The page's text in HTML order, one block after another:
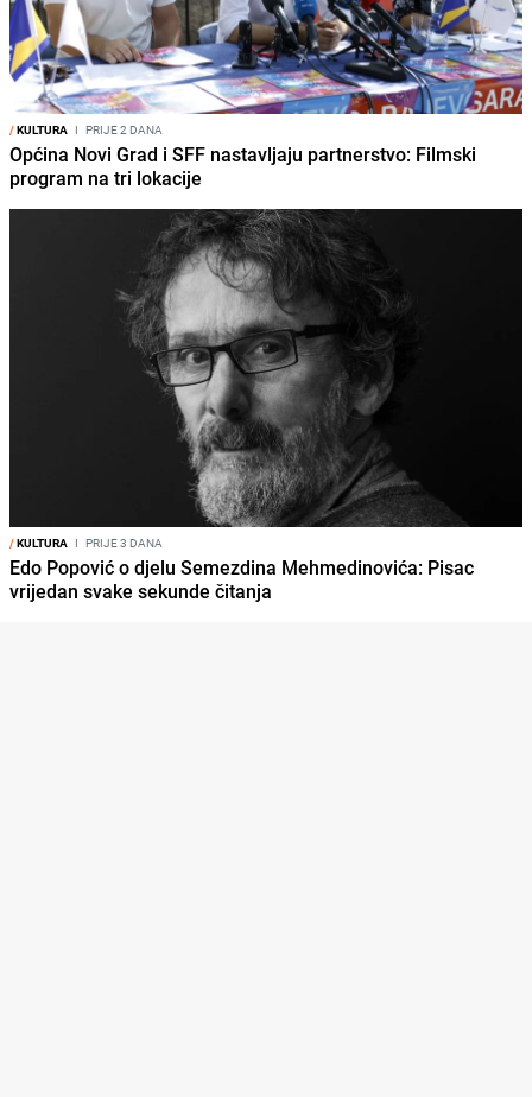
/KULTURA I PRIJE 2 DANA
Općina Novi Grad i SFF nastavljaju partnerstvo: Filmski
program na tri lokacije
/KULTURA I PRIJE 3 DANA
Edo Popović o djelu Semezdina Mehmedinovića: Pisac
vrijedan svake sekunde čitanja